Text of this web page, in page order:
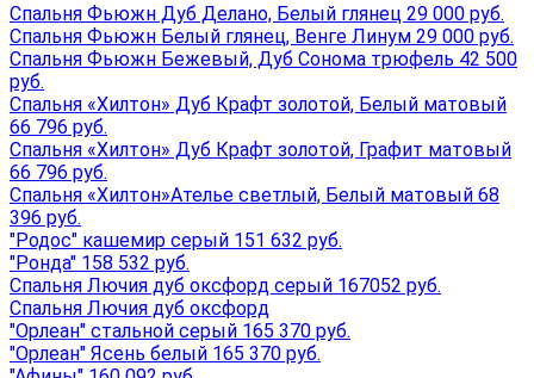
Спальня Фьюжн Дуб Делано, Белый глянец 29 000 руб.
Спальня Фьюжн Белый глянец, Венге Линум 29 000 руб.
Спальня Фьюжн Бежевый, Дуб Сонома трюфель 42 500
руб.
Спальня «Хилтон» Дуб Крафт золотой, Белый матовый
66 796 руб.
Спальня «Хилтон» Дуб Крафт золотой, Графит матовый
66 796 руб.
Спальня «Хилтон»Ателье светлый, Белый матовый 68
396 руб.
"Родос" кашемир серый 151 632 руб.
"Ронда" 158 532 руб.
Спальня Лючия дуб оксфорд серый 167052 руб.
Спальня Лючия дуб оксфорд
"Орлеан" стальной серый 165 370 руб.
"Орлеан" Ясень белый 165 370 руб.